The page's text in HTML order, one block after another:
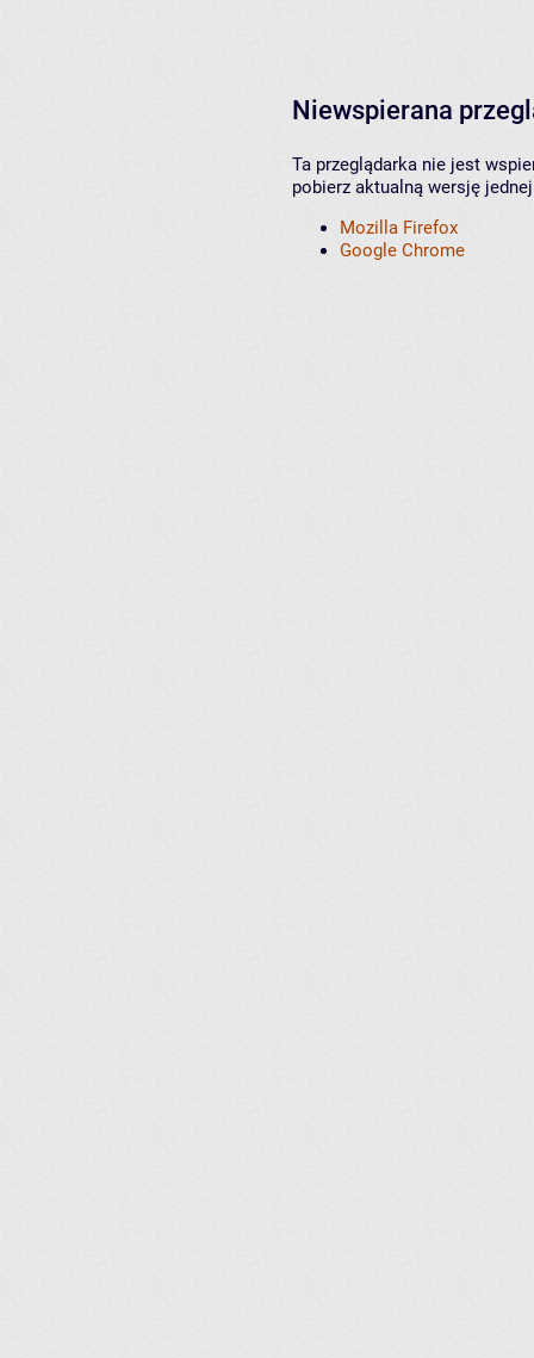
Niewspierana
Ta przeglądarka nie jest
pobierz aktualną wersję
Mozilla Firefox
Google Chrome